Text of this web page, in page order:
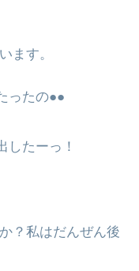
ます。
ったの●●
したーっ！
？私はだんぜん後